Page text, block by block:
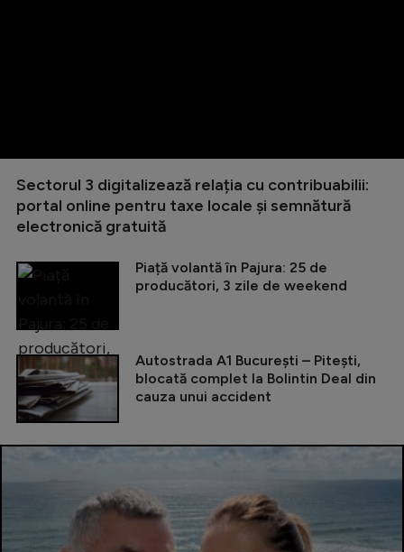
Sectorul 3 digitalizează relația cu contribuabilii:
portal online pentru taxe locale și semnătură
electronică gratuită
Piață volantă în Pajura: 25 de
producători, 3 zile de weekend
Autostrada A1 București – Pitești,
blocată complet la Bolintin Deal din
cauza unui accident